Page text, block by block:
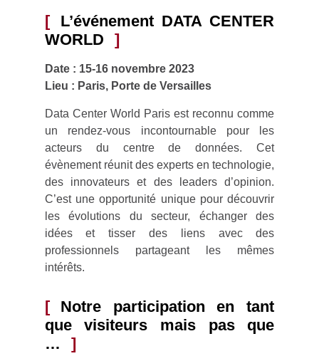
L’événement DATA CENTER
WORLD
Date : 15-16 novembre 2023
Lieu : Paris, Porte de Versailles
Data Center World Paris est reconnu comme
un rendez-vous incontournable pour les
acteurs du centre de données. Cet
évènement réunit des experts en technologie,
des innovateurs et des leaders d’opinion.
C’est une opportunité unique pour découvrir
les évolutions du secteur, échanger des
idées et tisser des liens avec des
professionnels partageant les mêmes
intérêts.
Notre participation en tant
que visiteurs mais pas que
…